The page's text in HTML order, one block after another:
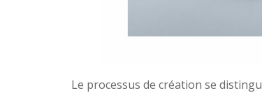
Le processus de création se